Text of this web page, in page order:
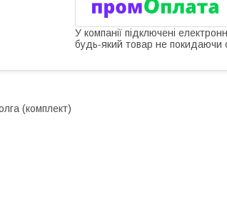
У компанії підключені
будь-який товар не покидаючи
(комплект)